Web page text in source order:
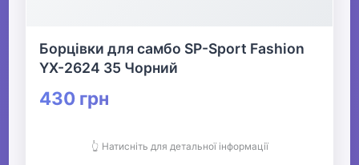
Борцівки для самбо SP-Sport Fashion
YX-2624 35 Чорний
430 грн
👆 Натисніть для детальної інформації